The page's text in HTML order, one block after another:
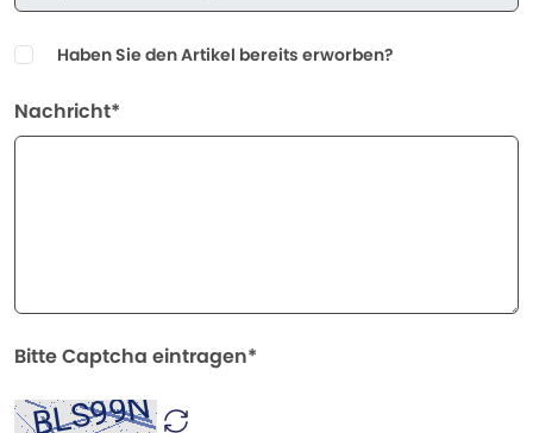
Haben Sie den Artikel bereits erworben?
Nachricht*
Bitte Captcha eintragen*